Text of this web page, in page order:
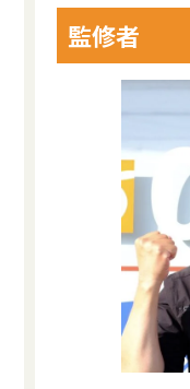
監修者